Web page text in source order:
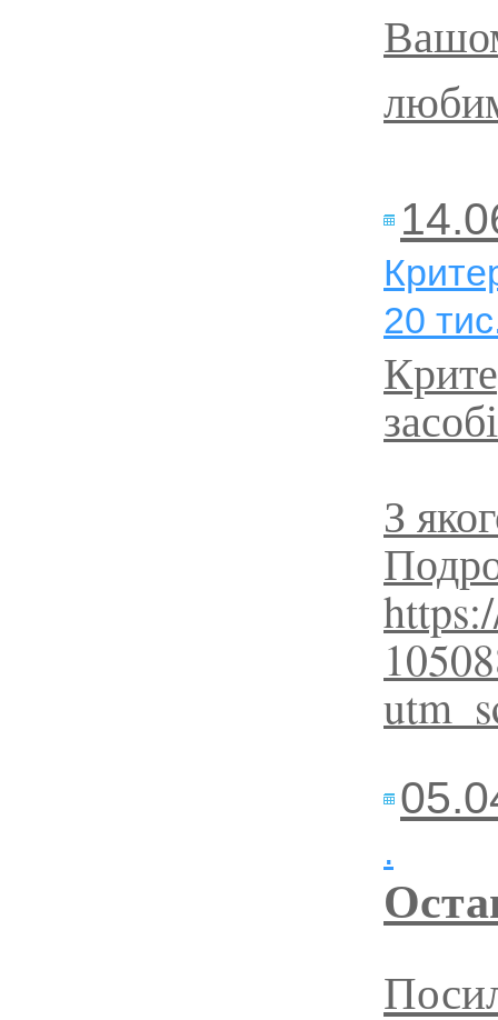
20
З
.